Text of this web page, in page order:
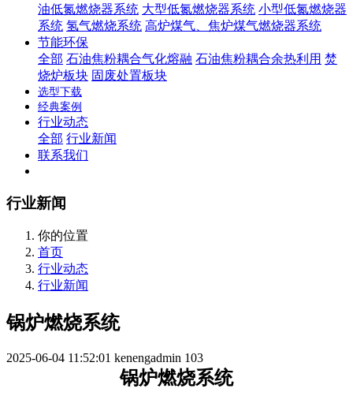
油低氮燃烧器系统 大型低氮燃烧器系统 小型低氮燃烧器
系统 氢气燃烧系统 高炉煤气、焦炉煤气燃烧器系统
节能环保
全部 石油焦粉耦合气化熔融 石油焦粉耦合余热利用 焚
烧炉板块 固废处置板块
选型下载
经典案例
行业动态
全部 行业新闻
联系我们
行业新闻
你的位置
首页
行业动态
行业新闻
锅炉燃烧系统
2025-06-04 11:52:01 kenengadmin 103
锅炉燃烧系统